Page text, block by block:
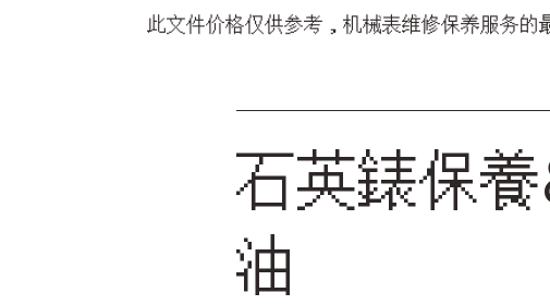
此文件价格仅供参考，机械表维修保养服务的
石英錶保
油